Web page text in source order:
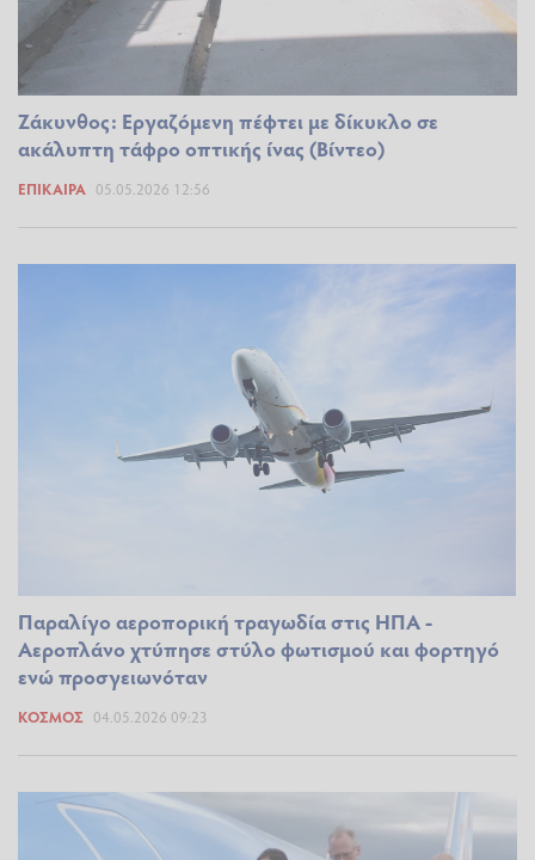
Ζάκυνθος: Εργαζόμενη πέφτει με δίκυκλο σε
ακάλυπτη τάφρο οπτικής ίνας (Βίντεο)
ΕΠΊΚΑΙΡΑ 05.05.2026 12:56
Παραλίγο αεροπορική τραγωδία στις ΗΠΑ -
Αεροπλάνο χτύπησε στύλο φωτισμού και φορτηγό
ενώ προσγειωνόταν
ΚΌΣΜΟΣ 04.05.2026 09:23